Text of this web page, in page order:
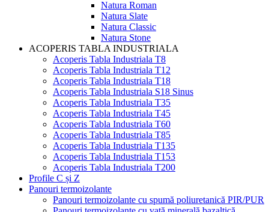
Natura Roman
Natura Slate
Natura Classic
Natura Stone
ACOPERIS TABLA INDUSTRIALA
Acoperis Tabla Industriala T8
Acoperis Tabla Industriala T12
Acoperis Tabla Industriala T18
Acoperis Tabla Industriala S18 Sinus
Acoperis Tabla Industriala T35
Acoperis Tabla Industriala T45
Acoperis Tabla Industriala T60
Acoperis Tabla Industriala T85
Acoperis Tabla Industriala T135
Acoperis Tabla Industriala T153
Acoperis Tabla Industriala T200
Profile C și Z
Panouri termoizolante
Panouri termoizolante cu spumă poliuretanică PIR/PUR